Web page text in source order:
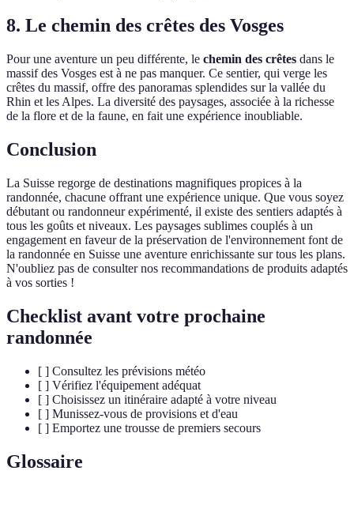
8. Le chemin des crêtes des Vosges
Pour une aventure un peu différente, le chemin des crêtes dans le
massif des Vosges est à ne pas manquer. Ce sentier, qui verge les
crêtes du massif, offre des panoramas splendides sur la vallée du
Rhin et les Alpes. La diversité des paysages, associée à la richesse
de la flore et de la faune, en fait une expérience inoubliable.
Conclusion
La Suisse regorge de destinations magnifiques propices à la
randonnée, chacune offrant une expérience unique. Que vous soyez
débutant ou randonneur expérimenté, il existe des sentiers adaptés à
tous les goûts et niveaux. Les paysages sublimes couplés à un
engagement en faveur de la préservation de l'environnement font de
la randonnée en Suisse une aventure enrichissante sur tous les plans.
N'oubliez pas de consulter nos recommandations de produits adaptés
à vos sorties !
Checklist avant votre prochaine
randonnée
[ ] Consultez les prévisions météo
[ ] Vérifiez l'équipement adéquat
[ ] Choisissez un itinéraire adapté à votre niveau
[ ] Munissez-vous de provisions et d'eau
[ ] Emportez une trousse de premiers secours
Glossaire